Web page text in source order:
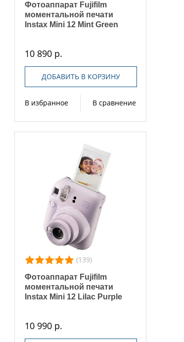
Фотоаппарат Fujifilm
моментальной печати
Instax Mini 12 Mint Green
10 890 р.
ДОБАВИТЬ В КОРЗИНУ
В избранное В сравнение
(139)
Фотоаппарат Fujifilm
моментальной печати
Instax Mini 12 Lilac Purple
10 990 р.